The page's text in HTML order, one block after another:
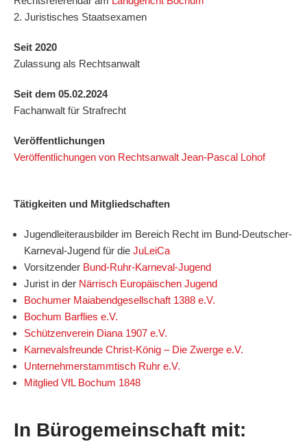
2. Juristisches Staatsexamen
Seit 2020
Zulassung als Rechtsanwalt
Seit dem 05.02.2024
Fachanwalt für Strafrecht
Veröffentlichungen
Veröffentlichungen von Rechtsanwalt Jean-Pascal Lohof
Tätigkeiten und Mitgliedschaften
Jugendleiterausbilder im Bereich Recht im Bund-Deutscher-
Karneval-Jugend für die JuLeiCa
Vorsitzender Bund-Ruhr-Karneval-Jugend
Jurist in der Närrisch Europäischen Jugend
Bochumer Maiabendgesellschaft 1388 e.V.
Bochum Barflies e.V.
Schützenverein Diana 1907 e.V.
Karnevalsfreunde Christ-König – Die Zwerge e.V.
Unternehmerstammtisch Ruhr e.V.
Mitglied VfL Bochum 1848
In Bürogemeinschaft mit: